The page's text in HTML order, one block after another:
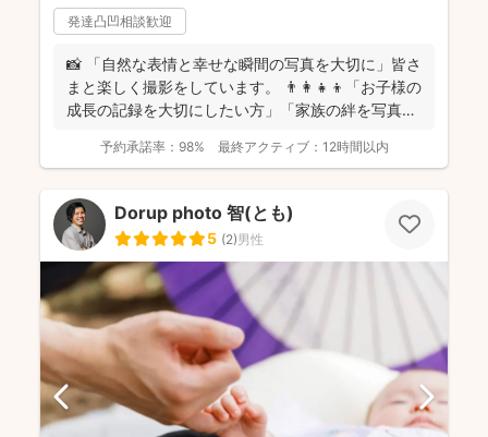
発達凸凹相談歓迎
📸 「自然な表情と幸せな瞬間の写真を大切に」皆さ
まと楽しく撮影をしています。 👨‍👩‍👧‍👦「お子様の
成長の記録を大切にしたい方」「家族の絆を写真に
予約承諾率： 98% 最終アクティブ： 12時間以内
Dorup photo 智(とも)
5 (2)男性